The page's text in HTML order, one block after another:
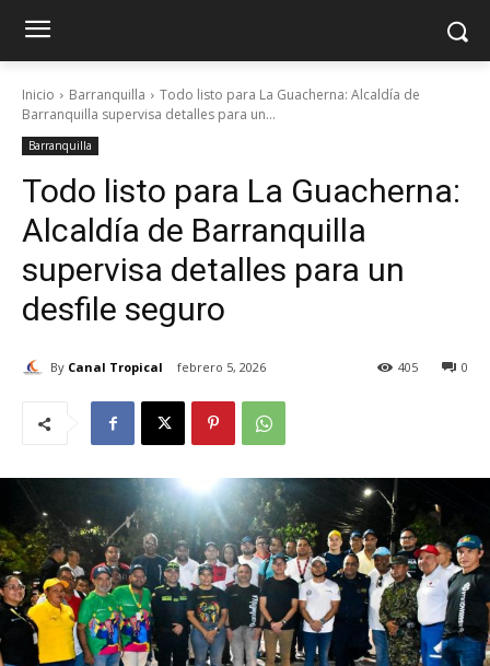
Inicio Barranquilla
Todo listo para La Guacherna: Alcaldía de
Barranquilla supervisa detalles para un...
Barranquilla
Todo listo para La Guacherna:
Alcaldía de Barranquilla
supervisa detalles para un
desfile seguro
By Canal Tropical febrero 5, 2026 0
405